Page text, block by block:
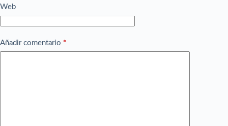
Web
Añadir comentario *